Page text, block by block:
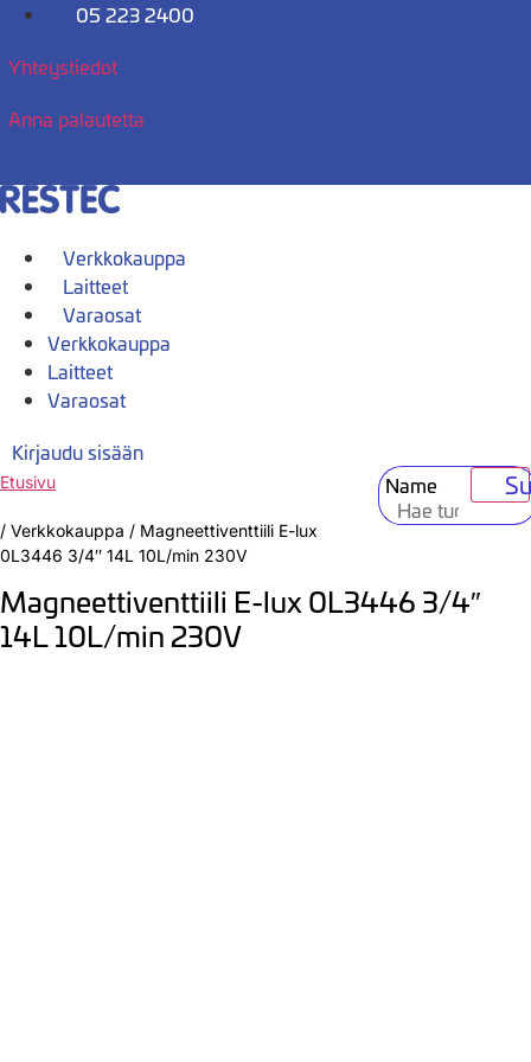
Mene
05 223 2400
Yhteystiedot
Anna palautetta
Verkkokauppa
Laitteet
Varaosat
Verkkokauppa
Laitteet
Varaosat
Kirjaudu sisään
Name
Etusivu
/ Verkkokauppa / Magneettiventtiili E-lux
0L3446 3/4″ 14L 10L/min 230V
Magneettiventtiili E-lux 0L3446 3/4″
14L 10L/min 230V